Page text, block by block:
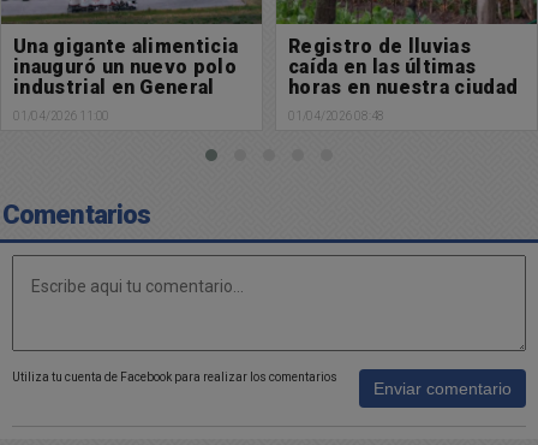
Una gigante alimenticia
inauguró un nuevo polo
industrial en General
Rodríguez y busca
01/04/2026 11:00
Registro de lluvias
caída en las últimas
horas en nuestra ciudad
01/04/2026 08:48
Comentarios
Utiliza tu cuenta de Facebook para realizar los comentarios
Enviar comentario